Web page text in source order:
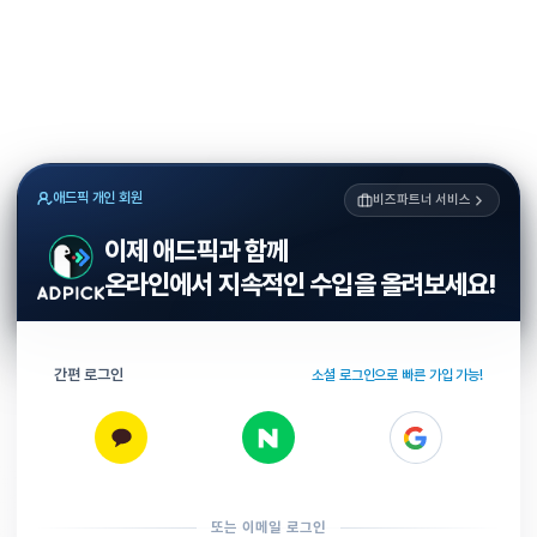
애드픽 개인 회원 비즈파트너 서비스
이제 애드픽과 함께
온라인에서 지속적인 수입을 올려보세요!
간편 로그인 소셜 로그인으로 빠른 가입 가능!
또는 이메일 로그인